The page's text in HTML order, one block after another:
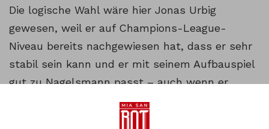
Die logische Wahl wäre hier Jonas Urbig
gewesen, weil er auf Champions-League-
Niveau bereits nachgewiesen hat, dass er sehr
stabil sein kann und er mit seinem Aufbauspiel
gut zu Nagelsmann passt – auch wenn er
ebenfalls nicht fehlerfrei ist. Dass er Baumann
nicht vertraut, hängt auch damit zusammen,